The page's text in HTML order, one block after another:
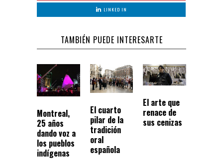
LINKED IN
TAMBIÉN PUEDE INTERESARTE
Montreal,
25 años
dando voz a
los pueblos
indígenas
El cuarto
pilar de la
tradición
oral
española
El arte que
renace de
sus cenizas